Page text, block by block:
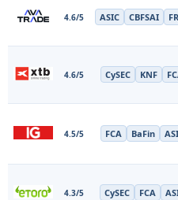
4.6/5 ASIC CBFSAI
4.6/5 CySEC KNF
4.5/5 FCA BaFin
4.3/5 CySEC FCA